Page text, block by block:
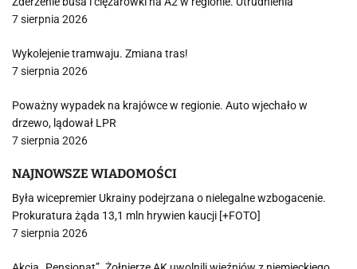
7 sierpnia 2026
Wykolejenie tramwaju. Zmiana tras!
7 sierpnia 2026
Poważny wypadek na krajówce w regionie. Auto wjechało w
drzewo, lądował LPR
7 sierpnia 2026
NAJNOWSZE WIADOMOŚCI
Była wicepremier Ukrainy podejrzana o nielegalne wzbogacenie.
Prokuratura żąda 13,1 mln hrywien kaucji [+FOTO]
7 sierpnia 2026